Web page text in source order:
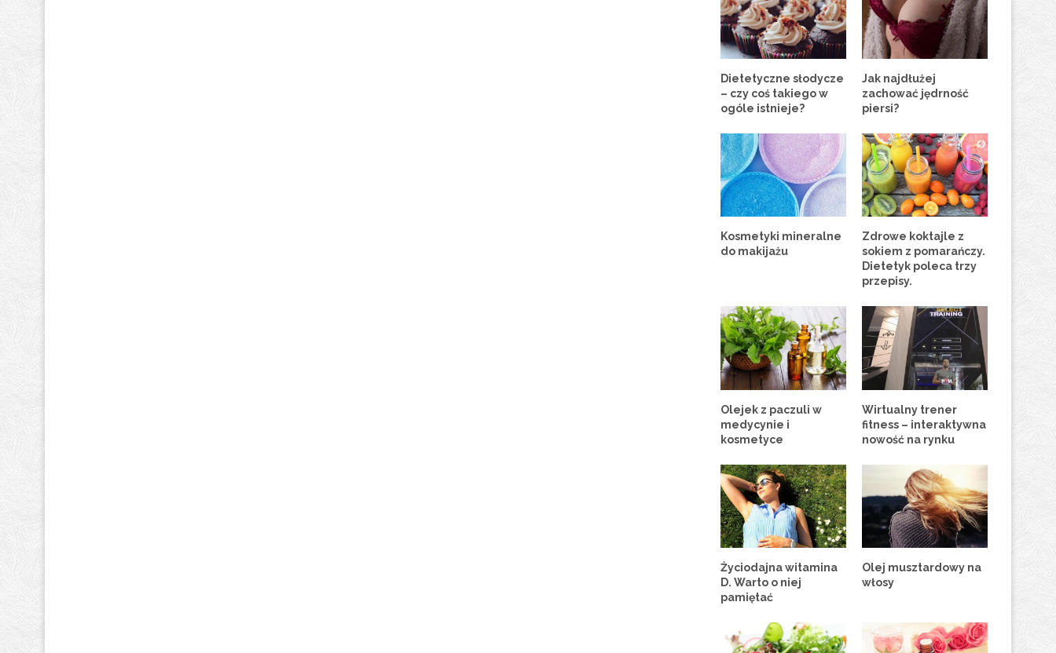
Dietetyczne słodycze
– czy coś takiego w
ogóle istnieje?
Jak najdłużej
zachować jędrność
piersi?
Kosmetyki mineralne
do makijażu
Zdrowe koktajle z
sokiem z pomarańczy.
Dietetyk poleca trzy
przepisy.
Olejek z paczuli w
medycynie i
kosmetyce
Wirtualny trener
fitness – interaktywna
nowość na rynku
Życiodajna witamina
D. Warto o niej
pamiętać
Olej musztardowy na
włosy